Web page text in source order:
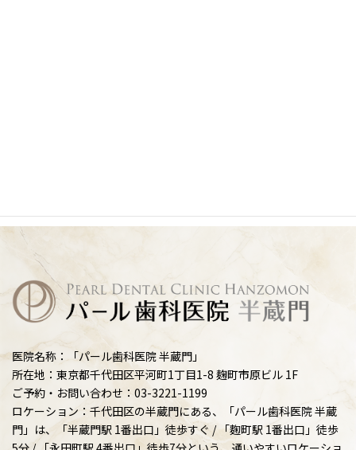
医院名称：「パール歯科医院 半蔵門」
所在地：東京都千代田区平河町1丁目1-8 麹町市原ビル 1F
ご予約・お問い合わせ：03-3221-1199
ロケーション：千代田区の半蔵門にある、「パール歯科医院 半蔵
門」は、「半蔵門駅 1番出口」徒歩すぐ / 「麴町駅 1番出口」徒歩